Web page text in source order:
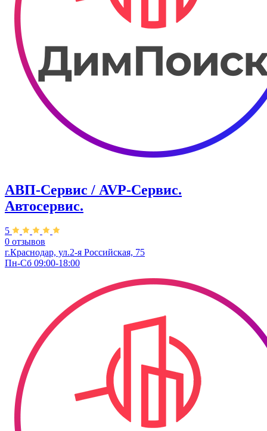
АВП-Сервис / AVP-Сервис.
Автосервис.
5
0 отзывов
г.Краснодар, ул.2-я Российская, 75
Пн-Сб 09:00-18:00